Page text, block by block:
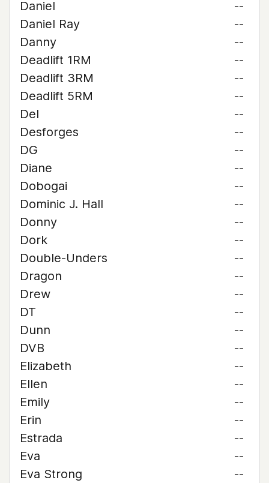
Daniel
--
Daniel Ray
--
Danny
--
Deadlift 1RM
--
Deadlift 3RM
--
Deadlift 5RM
--
Del
--
Desforges
--
DG
--
Diane
--
Dobogai
--
Dominic J. Hall
--
Donny
--
Dork
--
Double-Unders
--
Dragon
--
Drew
--
DT
--
Dunn
--
DVB
--
Elizabeth
--
Ellen
--
Emily
--
Erin
--
Estrada
--
Eva
--
Eva Strong
--